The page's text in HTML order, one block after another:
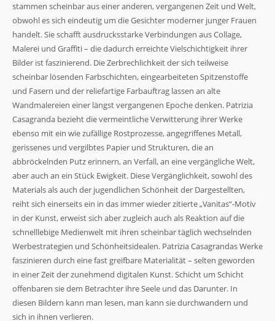
stammen scheinbar aus einer anderen, vergangenen Zeit und Welt,
obwohl es sich eindeutig um die Gesichter moderner junger Frauen
handelt. Sie schafft ausdrucksstarke Verbindungen aus Collage,
Malerei und Graffiti – die dadurch erreichte Vielschichtigkeit ihrer
Bilder ist faszinierend. Die Zerbrechlichkeit der sich teilweise
scheinbar lösenden Farbschichten, eingearbeiteten Spitzenstoffe
und Fasern und der reliefartige Farbauftrag lassen an alte
Wandmalereien einer längst vergangenen Epoche denken. Patrizia
Casagranda bezieht die vermeintliche Verwitterung ihrer Werke
ebenso mit ein wie zufällige Rostprozesse, angegriffenes Metall,
gerissenes und vergilbtes Papier und Strukturen, die an
abbröckelnden Putz erinnern, an Verfall, an eine vergängliche Welt,
aber auch an ein Stück Ewigkeit. Diese Vergänglichkeit, sowohl des
Materials als auch der jugendlichen Schönheit der Dargestellten,
reiht sich einerseits ein in das immer wieder zitierte „Vanitas“-Motiv
in der Kunst, erweist sich aber zugleich auch als Reaktion auf die
schnelllebige Medienwelt mit ihren scheinbar täglich wechselnden
Werbestrategien und Schönheitsidealen. Patrizia Casagrandas Werke
faszinieren durch eine fast greifbare Materialität – selten geworden
in einer Zeit der zunehmend digitalen Kunst. Schicht um Schicht
offenbaren sie dem Betrachter ihre Seele und das Darunter. In
diesen Bildern kann man lesen, man kann sie durchwandern und
sich in ihnen verlieren.